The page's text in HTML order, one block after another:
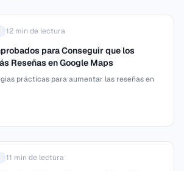
12 min de lectura
para Conseguir que los
Reseñas en Google Maps
prácticas para aumentar las reseñas en
11 min de lectura